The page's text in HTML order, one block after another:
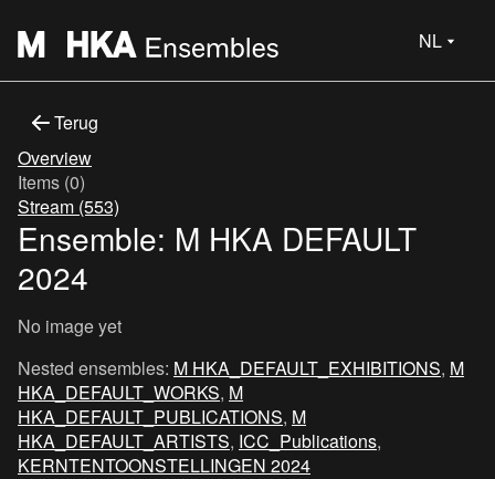
NL
Terug
Overview
Items (0)
Stream (553)
Ensemble: M HKA DEFAULT
2024
No image yet
Nested ensembles: M HKA_DEFAULT_EXHIBITIONS, M
HKA_DEFAULT_WORKS, M
HKA_DEFAULT_PUBLICATIONS, M
HKA_DEFAULT_ARTISTS, ICC_Publications,
KERNTENTOONSTELLINGEN 2024